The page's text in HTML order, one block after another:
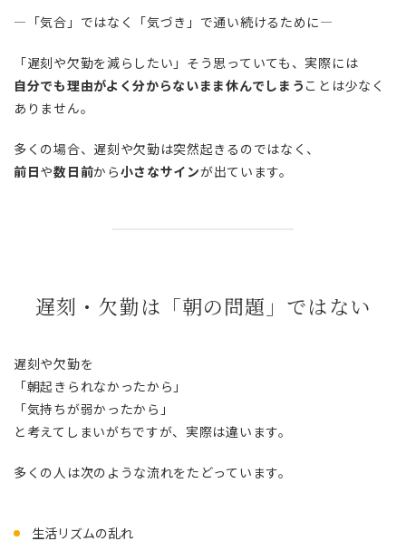
―「気合」ではなく「気づき」で通い続けるために―
「遅刻や欠勤を減らしたい」そう思っていても、実際には
自分でも理由がよく分からないまま休んでしまう ことは少なく
ありません。
多くの場合、遅刻や欠勤は突然起きるのではなく、
前日や数日前から小さなサインが出ています。
遅刻・欠勤は「朝の問題」ではない
遅刻や欠勤を
「朝起きられなかったから」
「気持ちが弱かったから」
と考えてしまいがちですが、実際は違います。
多くの人は次のような流れをたどっています。
生活リズムの乱れ